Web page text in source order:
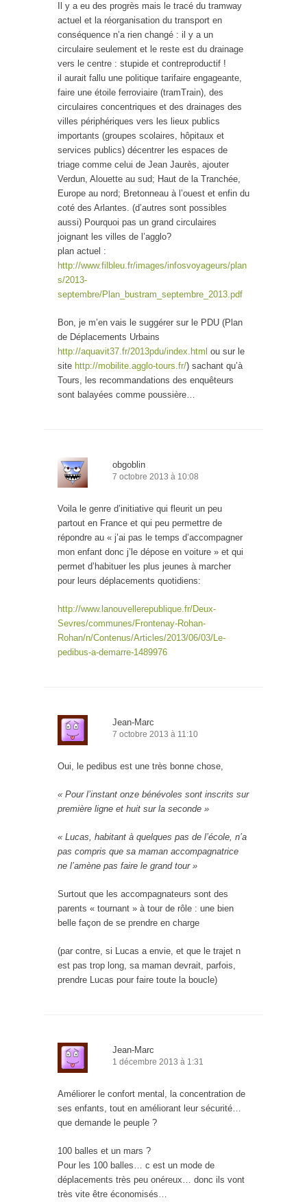
Il y a eu des progrès mais le tracé du tramway
actuel et la réorganisation du transport en
conséquence n’a rien changé : il y a un
circulaire seulement et le reste est du drainage
vers le centre : stupide et contreproductif !
il aurait fallu une politique tarifaire engageante,
faire une étoile ferroviaire (tramTrain), des
circulaires concentriques et des drainages des
villes périphériques vers les lieux publics
importants (groupes scolaires, hôpitaux et
services publics) décentrer les espaces de
triage comme celui de Jean Jaurès, ajouter
Verdun, Alouette au sud; Haut de la Tranchée,
Europe au nord; Bretonneau à l’ouest et enfin du
coté des Arlantes. (d’autres sont possibles
aussi) Pourquoi pas un grand circulaires
joignant les villes de l’agglo?
plan actuel :
http://www.filbleu.fr/images/infosvoyageurs/plan
s/2013-
septembre/Plan_bustram_septembre_2013.pdf
Bon, je m’en vais le suggérer sur le PDU (Plan
de Déplacements Urbains
http://aquavit37.fr/2013pdu/index.html ou sur le
site http://mobilite.agglo-tours.fr/) sachant qu’à
Tours, les recommandations des enquêteurs
sont balayées comme poussière…
obgoblin
7 octobre 2013 à 10:08
Voila le genre d’initiative qui fleurit un peu
partout en France et qui peu permettre de
répondre au « j’ai pas le temps d’accompagner
mon enfant donc j’le dépose en voiture » et qui
permet d’habituer les plus jeunes à marcher
pour leurs déplacements quotidiens:
http://www.lanouvellerepublique.fr/Deux-
Sevres/communes/Frontenay-Rohan-
Rohan/n/Contenus/Articles/2013/06/03/Le-
pedibus-a-demarre-1489976
Jean-Marc
7 octobre 2013 à 11:10
Oui, le pedibus est une très bonne chose,
« Pour l’instant onze bénévoles sont inscrits sur
première ligne et huit sur la seconde »
« Lucas, habitant à quelques pas de l’école, n’a
pas compris que sa maman accompagnatrice
ne l’amène pas faire le grand tour »
Surtout que les accompagnateurs sont des
parents « tournant » à tour de rôle : une bien
belle façon de se prendre en charge
(par contre, si Lucas a envie, et que le trajet n
est pas trop long, sa maman devrait, parfois,
prendre Lucas pour faire toute la boucle)
Jean-Marc
1 décembre 2013 à 1:31
Améliorer le confort mental, la concentration de
ses enfants, tout en améliorant leur sécurité…
que demande le peuple ?
100 balles et un mars ?
Pour les 100 balles… c est un mode de
déplacements très peu onéreux… donc ils vont
très vite être économisés…